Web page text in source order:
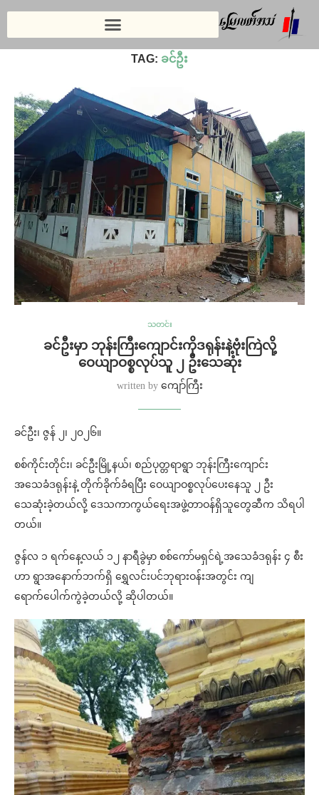
TAG: ခင်ဦး
သတင်း
ခင်ဦးမှာ ဘုန်းကြီးကျောင်းကိုဒရုန်းနဲ့ဗုံးကြဲလို့
ဝေယျာဝစ္စလုပ်သူ ၂ ဦးသေဆုံး
written by ကျော်ကြီး
ခင်ဦး၊ ဇွန် ၂၊ ၂၀၂၆။
စစ်ကိုင်းတိုင်း၊ ခင်ဦးမြို့နယ်၊ စည်ပုတ္တရာရွာ ဘုန်းကြီးကျောင်း
အသေခံဒရုန်းနဲ့ တိုက်ခိုက်ခံရပြီး ဝေယျာဝစ္စလုပ်ပေးနေသူ ၂ ဦး
သေဆုံးခဲ့တယ်လို့ ဒေသကာကွယ်ရေးအဖွဲ့တာဝန်ရှိသူတွေဆီက သိရပါ
တယ်။
ဇွန်လ ၁ ရက်နေ့လယ် ၁၂ နာရီခွဲမှာ စစ်ကော်မရှင်ရဲ့အသေခံဒရုန်း ၄ စီး
ဟာ ရွာအနောက်ဘက်ရှိ ရွှေလင်းပင်ဘုရားဝန်းအတွင်း ကျ
ရောက်ပေါက်ကွဲခဲ့တယ်လို့ ဆိုပါတယ်။